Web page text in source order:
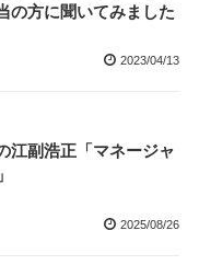
の方に聞いてみました
2023/04/13
江副浩正「マネージャ
2025/08/26